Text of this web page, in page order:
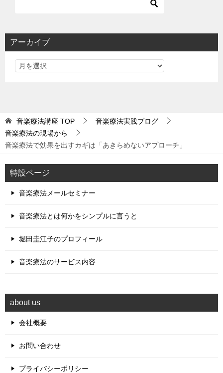
アーカイブ
音楽療法講座 TOP
音楽療法実践ブログ
音楽療法の現場から
音楽療法で効果を出すカギは「あきらめないアプローチ」
特設ページ
音楽療法メールセミナー
音楽療法とは何かをシンプルに言うと
堀田圭江子のプロフィール
音楽療法のサービス内容
about us
会社概要
お問い合わせ
プライバシーポリシー